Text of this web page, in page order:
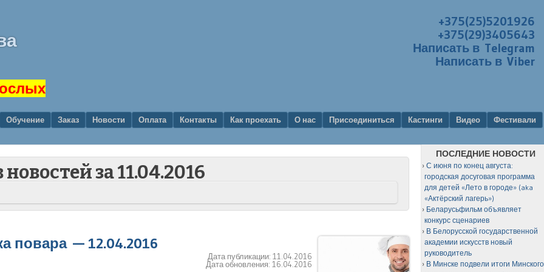
+375(25)5201926
+375(29)3405643
Написать в Telegram
Написать в Viber
Обучение Заказ Новости Оплата Контакты Как проехать О нас Присоединиться Кастинги Видео
Фестивали
за11.04.2016
повара — 12.04.2016
Дата публикации:11.04.2016
Дата обновления:16.04.2016
ПОСЛЕДНИЕ НОВОСТИ
С июня по конец августа:
городская досуговая программа
для детей «Лето в городе» (aka
«Актёрский лагерь»)
Беларусьфильм объявляет
конкурс сценариев
В Белорусской государственной
академии искусств новый
руководитель
В Минске подвели итоги Минского